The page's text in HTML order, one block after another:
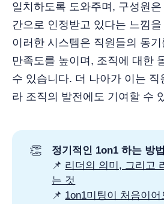
일치하도록 도와주며, 구성원
간으로 인정받고 있다는 느낌
이러한 시스템은 직원들의 동
만족도를 높이며, 조직에 대한
수 있습니다. 더 나아가 이는 직
라 조직의 발전에도 기여할 수
👏
정기적인 1on1 하는 방법
📌 리더의 의미, 그리고
는 것
📌 1on1미팅이 처음이